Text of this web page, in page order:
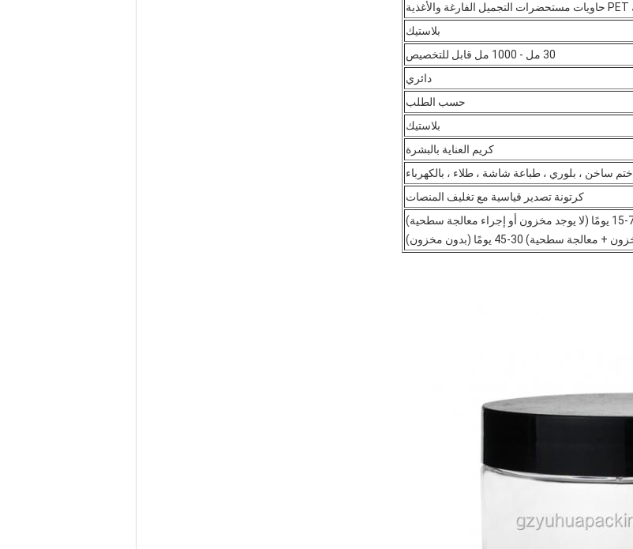
بلاستيك
30 مل - 1000 مل قابل للتخصيص
دائري
حسب الطلب
بلاستيك
كريم العناية بالبشرة
ختم ساخن ، بلوري ، طباعة شاشة ، طلاء ، بالكهرباء
كرتونة تصدير قياسية مع تغليف المنصات